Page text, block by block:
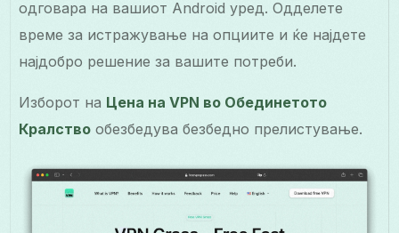
одговара на вашиот Android уред. Одделете
време за истражување на опциите и ќе најдете
најдобро решение за вашите потреби.
Изборот на Цена на VPN во Обединетото
Кралство обезбедува безбедно прелистување.